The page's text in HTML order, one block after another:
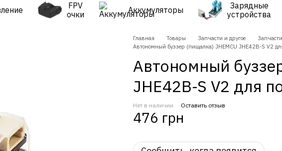
FPV
очки
Аккумуляторы
Зарядные
устройства
Главная Товары Запчасти и другое
Автономный буззер (пищалка) JHEMCU JHE42B-S V2
Автономный
JHE42B-S V2 для
Нет в наличии Оставить отзыв
476 грн